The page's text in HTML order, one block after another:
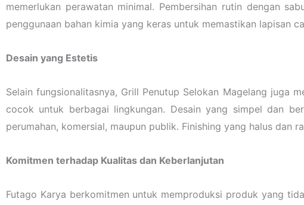
memerlukan perawatan minimal. Pembersihan rutin dengan
penggunaan bahan kimia yang keras untuk memastikan lapisan
Desain yang Estetis
Selain fungsionalitasnya, Grill Penutup Selokan Magelang juga
cocok untuk berbagai lingkungan. Desain yang simpel dan
perumahan, komersial, maupun publik. Finishing yang halus
Komitmen terhadap Kualitas dan Keberlanjutan
Futago Karya berkomitmen untuk memproduksi produk yang